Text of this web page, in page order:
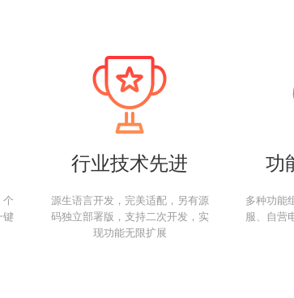
个
键
行业技术先进
源生语言开发，完美适配，另有源
码独立部署版，支持二次开发，实
现功能无限扩展
功
多种功能
服、自营